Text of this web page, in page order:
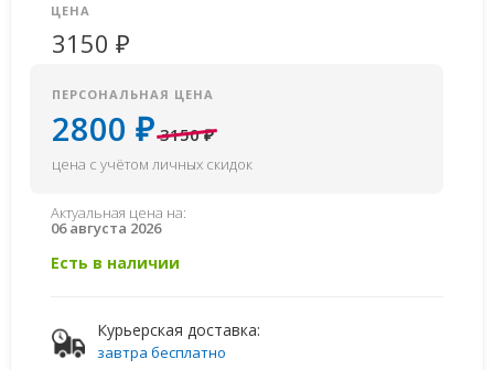
ЦЕНА
3150 ₽
ПЕРСОНАЛЬНАЯ ЦЕНА
2800 ₽ 3150 ₽
цена с учётом личных скидок
Актуальная цена на:
06 августа 2026
Есть в наличии
Курьерская доставка:
завтра бесплатно